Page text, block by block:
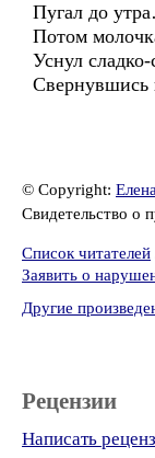
Пугал до
Потом
Уснул сладко-
Свернувшись
© Copyright:
Свидетельство о
Список читателей
Заявить о
Другие
Рецензии
Написать